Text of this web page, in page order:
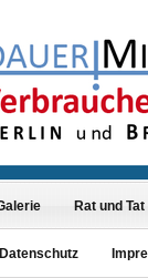
Rat und Tat
Datenschutz